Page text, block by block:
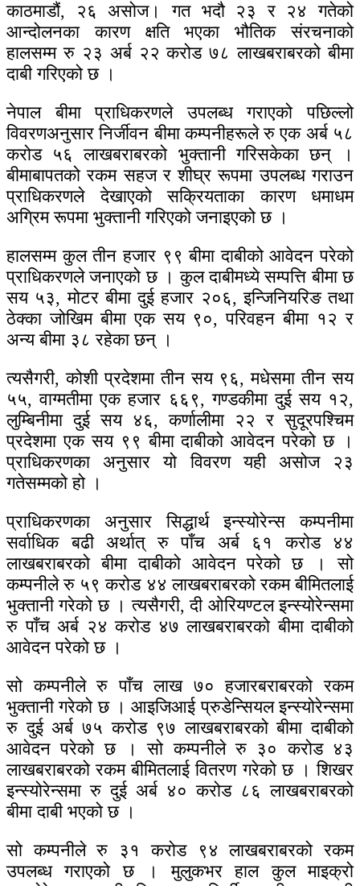
काठमाडौं, २६ असोज। गत भदौ २३ र २४ गतेको
आन्दोलनका कारण क्षति भएका भौतिक संरचनाको
हालसम्म रु २३ अर्ब २२ करोड ७८ लाखबराबरको बीमा
दाबी गरिएको छ ।
नेपाल बीमा प्राधिकरणले उपलब्ध गराएको पछिल्लो
विवरणअनुसार निर्जीवन बीमा कम्पनीहरूले रु एक अर्ब ५८
करोड ५६ लाखबराबरको भुक्तानी गरिसकेका छन् ।
बीमाबापतको रकम सहज र शीघ्र रूपमा उपलब्ध गराउन
प्राधिकरणले देखाएको सक्रियताका कारण धमाधम
अग्रिम रूपमा भुक्तानी गरिएको जनाइएको छ ।
हालसम्म कुल तीन हजार ९९ बीमा दाबीको आवेदन परेको
प्राधिकरणले जनाएको छ । कुल दाबीमध्ये सम्पत्ति बीमा छ
सय ५३, मोटर बीमा दुई हजार २०६, इन्जिनियरिङ तथा
ठेक्का जोखिम बीमा एक सय ९०, परिवहन बीमा १२ र
अन्य बीमा ३८ रहेका छन् ।
त्यसैगरी, कोशी प्रदेशमा तीन सय ९६, मधेसमा तीन सय
५५, वाग्मतीमा एक हजार ६६९, गण्डकीमा दुई सय १२,
लुम्बिनीमा दुई सय ४६, कर्णालीमा २२ र सुदूरपश्चिम
प्रदेशमा एक सय ९९ बीमा दाबीको आवेदन परेको छ ।
प्राधिकरणका अनुसार यो विवरण यही असोज २३
गतेसम्मको हो ।
प्राधिकरणका अनुसार सिद्धार्थ इन्स्योरेन्स कम्पनीमा
सर्वाधिक बढी अर्थात् रु पाँच अर्ब ६१ करोड ४४
लाखबराबरको बीमा दाबीको आवेदन परेको छ । सो
कम्पनीले रु ५९ करोड ४४ लाखबराबरको रकम बीमितलाई
भुक्तानी गरेको छ । त्यसैगरी, दी ओरियण्टल इन्स्योरेन्समा
रु पाँच अर्ब २४ करोड ४७ लाखबराबरको बीमा दाबीको
आवेदन परेको छ ।
सो कम्पनीले रु पाँच लाख ७० हजारबराबरको रकम
भुक्तानी गरेको छ । आइजिआई प्रुडेन्सियल इन्स्योरेन्समा
रु दुई अर्ब ७५ करोड ९७ लाखबराबरको बीमा दाबीको
आवेदन परेको छ । सो कम्पनीले रु ३० करोड ४३
लाखबराबरको रकम बीमितलाई वितरण गरेको छ । शिखर
इन्स्योरेन्समा रु दुई अर्ब ४० करोड ८६ लाखबराबरको
बीमा दाबी भएको छ ।
सो कम्पनीले रु ३१ करोड ९४ लाखबराबरको रकम
उपलब्ध गराएको छ । मुलुकभर हाल कुल माइक्रो